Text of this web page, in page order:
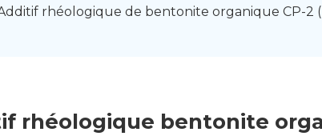
rhéologique de bentonite organique CP-2
rhéologique bentonite